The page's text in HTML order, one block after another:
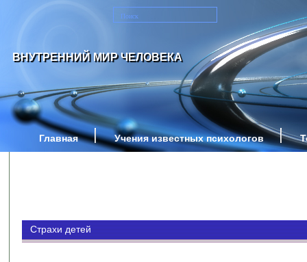
ВНУТРЕННИЙ МИР ЧЕЛОВЕКА
Главная Учения известных психологов
Страхи детей